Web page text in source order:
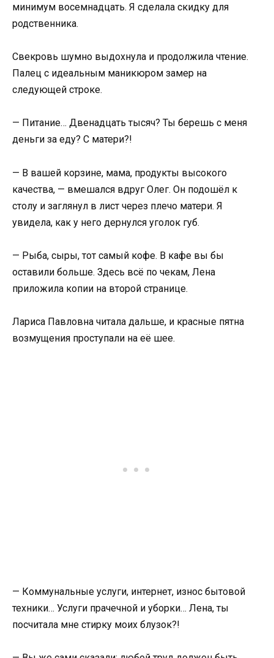
минимум восемнадцать. Я сделала скидку для
родственника.
Свекровь шумно выдохнула и продолжила чтение.
Палец с идеальным маникюром замер на
следующей строке.
— Питание… Двенадцать тысяч? Ты берешь с меня
деньги за еду? С матери?!
— В вашей корзине, мама, продукты высокого
качества, — вмешался вдруг Олег. Он подошёл к
столу и заглянул в лист через плечо матери. Я
увидела, как у него дернулся уголок губ.
— Рыба, сыры, тот самый кофе. В кафе вы бы
оставили больше. Здесь всё по чекам, Лена
приложила копии на второй странице.
Лариса Павловна читала дальше, и красные пятна
возмущения проступали на её шее.
— Коммунальные услуги, интернет, износ бытовой
техники… Услуги прачечной и уборки… Лена, ты
посчитала мне стирку моих блузок?!